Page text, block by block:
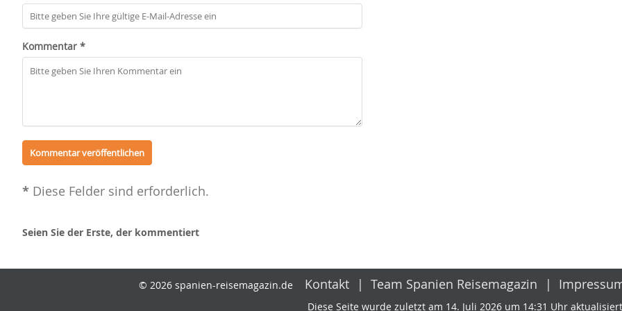
Kommentar *
* Diese Felder sind erforderlich.
Seien Sie der Erste, der kommentiert
© 2026 spanien-reisemagazin.de Kontakt Team Spanien Reisemagazin
Diese Seite wurde zuletzt am 14. Juli 2026 um 14:31 Uhr